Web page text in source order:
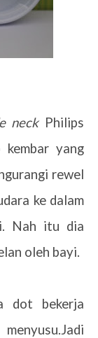
neckPhilips
yang
rewel
ke dalam
Nah itu dia
oleh bayi.
dot bekerja